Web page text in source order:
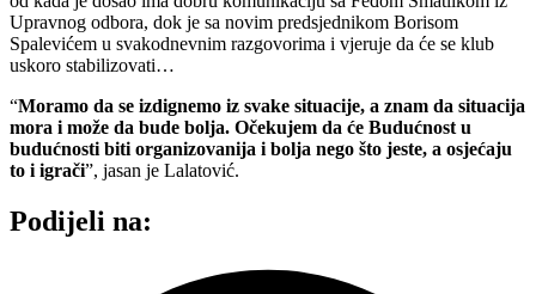
Upravnog odbora, dok je sa novim predsjednikom Borisom
Spalevićem u svakodnevnim razgovorima i vjeruje da će se klub
uskoro stabilizovati…
“Moramo da se izdignemo iz svake situacije, a znam da situacija
mora i može da bude bolja. Očekujem da će Budućnost u
budućnosti biti organizovanija i bolja nego što jeste, a osjećaju
to i igrači”, jasan je Lalatović.
Podijeli na: